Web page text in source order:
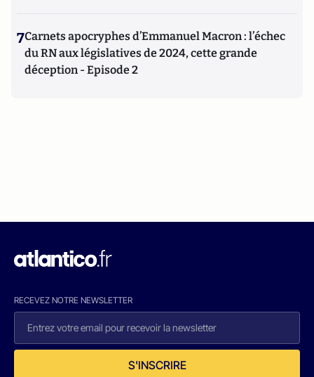
7Carnets apocryphes d’Emmanuel Macron : l’échec
du RN aux législatives de 2024, cette grande
déception - Episode 2
RECEVEZ NOTRE NEWSLETTER
S'INSCRIRE